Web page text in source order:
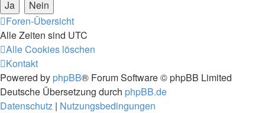
Foren-Übersicht
Alle Zeiten sind UTC
Alle Cookies löschen
Kontakt
Powered by phpBB® Forum Software © phpBB Limited
Deutsche Übersetzung durch phpBB.de
Datenschutz | Nutzungsbedingungen